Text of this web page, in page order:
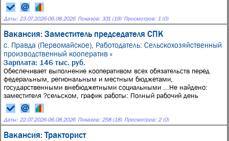
Даты: 23.07.2026-06.08.2026 Показов: 331 (19) Просмотров: 1 (0)
Вакансия: Заместитель председателя СПК
с. Правда (Первомайское), Работодатель: Сельскохозяйственный
производственный кооператив «
Зарплата: 146 тыс. руб.
Обеспечивает выполнение кооперативом всех обязательств перед
федеральным, региональным и местным бюджетами,
государственными внебюджетными социальными ...Не найдено:
заместителя ?сельском, график работы: Полный рабочий день
Даты: 22.07.2026-06.08.2026 Показов: 258 (18) Просмотров: 2 (0)
Вакансия: Тракторист